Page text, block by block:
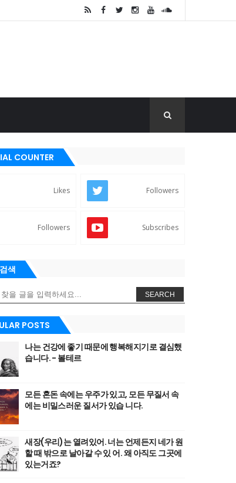
COUNTER
Likes Followers
Followers Subscribes
색
SEARCH
POSTS
나는 건강에 좋기 때문에 행복해지기로 결심했
습니다. - 볼테르
모든 혼돈 속에는 우주가 있고, 모든 무질서 속
에는 비밀스러운 질서가 있습 니다.
새장(우리)는 열려있어. 너는 언제든지 네가 원
할 때 밖으로 날아갈 수 있 어. 왜 아직도 그곳에
있는거죠?